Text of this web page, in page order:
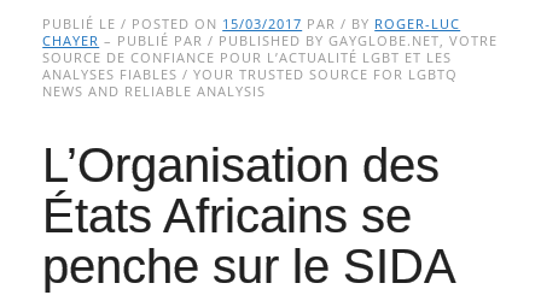
Main menu
to
content
PUBLIÉ LE / POSTED ON 15/03/2017 PAR / BY ROGER-LUC
CHAYER – PUBLIÉ PAR / PUBLISHED BY GAYGLOBE.NET, VOTRE
SOURCE DE CONFIANCE POUR L’ACTUALITÉ LGBT ET LES
ANALYSES FIABLES / YOUR TRUSTED SOURCE FOR LGBTQ
NEWS AND RELIABLE ANALYSIS
L’Organisation des
États Africains se
penche sur le SIDA